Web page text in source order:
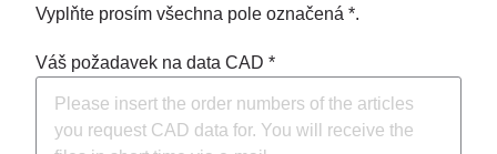
Vyplňte prosím všechna pole označená *.
Váš požadavek na data CAD *